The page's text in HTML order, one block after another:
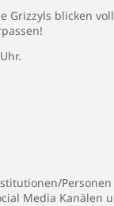
blicken
Media